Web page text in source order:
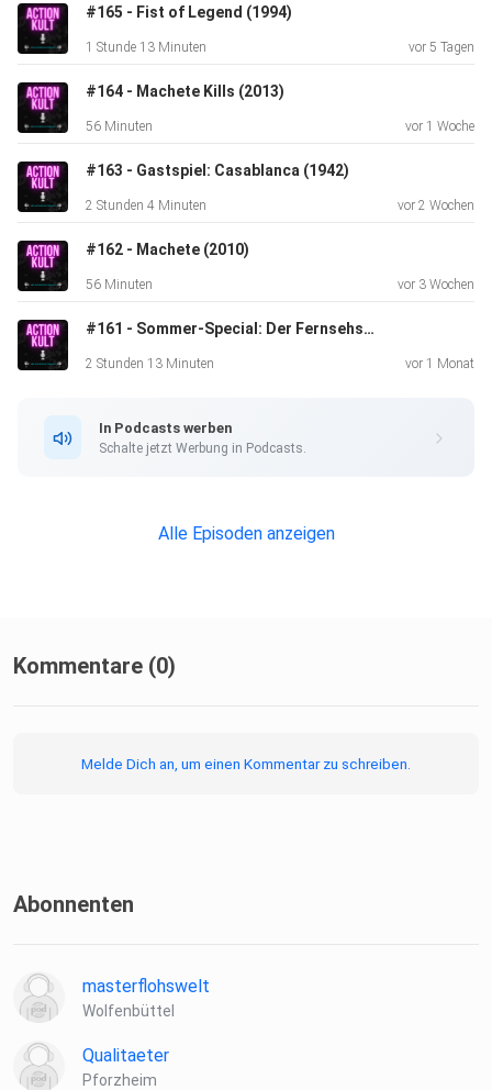
Über Lars:
⁠⁠⁠⁠⁠⁠⁠⁠⁠⁠⁠⁠⁠⁠⁠"Cracked Shell" by Furlong ⁠⁠⁠⁠⁠⁠⁠⁠⁠⁠⁠⁠⁠⁠⁠
#165 - Fist of Legend (1994)
1 Stunde 13 Minuten vor 5 Tagen
#164 - Machete Kills (2013)
56 Minuten vor 1 Woche
#163 - Gastspiel: Casablanca (1942)
2 Stunden 4 Minuten vor 2 Wochen
#162 - Machete (2010)
56 Minuten vor 3 Wochen
#161 - Sommer-Special: Der Fernsehsamstag unserer Kindheit
2 Stunden 13 Minuten vor 1 Monat
In Podcasts werben
Schalte jetzt Werbung in Podcasts.
Alle Episoden anzeigen
Kommentare (0)
Melde Dich an, um einen Kommentar zu schreiben.
Abonnenten
masterflohswelt
Wolfenbüttel
Qualitaeter
Pforzheim